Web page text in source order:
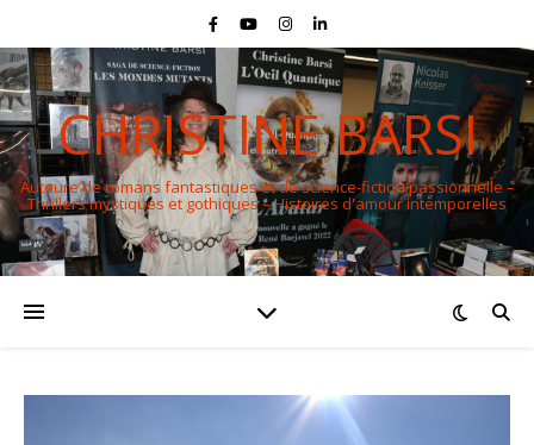
CHRISTINE BARSI
Auteure de romans fantastiques et de science-fiction passionnelle –
Thrillers mystiques et gothiques – Histoires d'amour intemporelles